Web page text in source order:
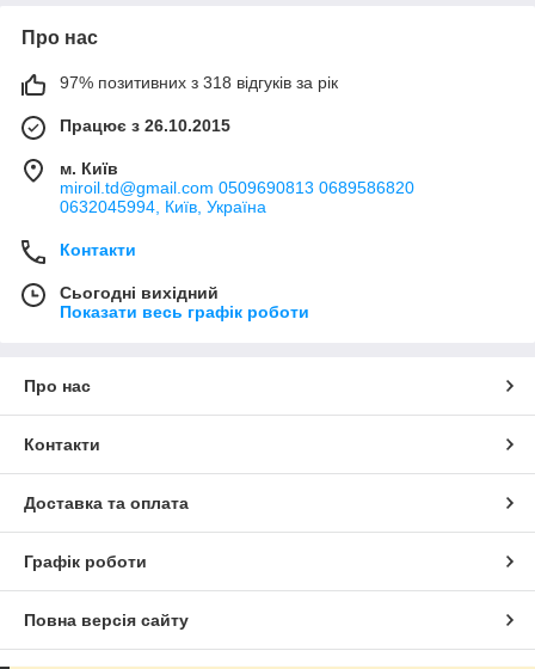
Про нас
97% позитивних з 318 відгуків за рік
Працює з 26.10.2015
м. Київ
miroil.td@gmail.com 0509690813 0689586820
0632045994, Київ, Україна
Контакти
Сьогодні вихідний
Показати весь графік роботи
Про нас
Контакти
Доставка та оплата
Графік роботи
Повна версія сайту